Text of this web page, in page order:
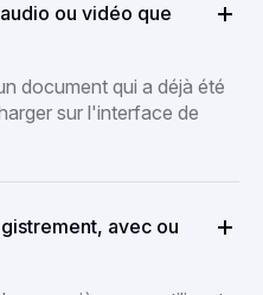
ou vidéo que
document qui a déjà été
sur l'interface de
avec ou